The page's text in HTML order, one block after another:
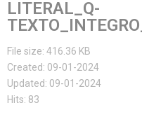
LITERAL_Q-
File size: 416.36 KB
Created: 09-01-2024
Updated: 09-01-2024
Hits: 83